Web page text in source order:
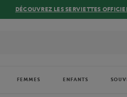
DÉCOUVREZ LES SERVIETTES
FEMMES ENFANTS